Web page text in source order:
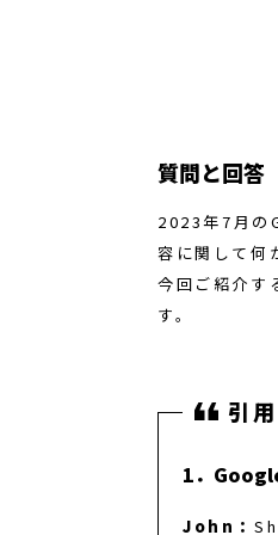
質問と回答
2023年7月の
容に関して
今回ご紹介す
す。
1．
John：